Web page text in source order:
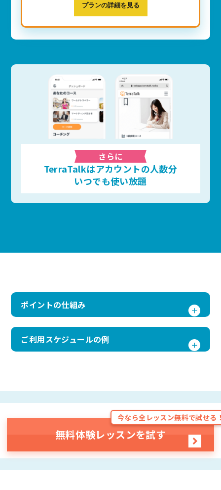
プランの詳細を見る
さらに
TerraTalkはアカウントの人数分
いつでも使い放題
ポイントの仕組み
ご利用スケジュールの例
今なら全レッスン無料で試せる
無料体験レッスンを試す